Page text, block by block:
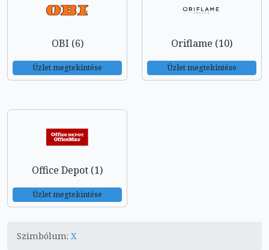
OBI (6)
Üzlet megtekintése
Oriflame (10)
Üzlet megtekintése
Office Depot (1)
Üzlet megtekintése
Szimbólum: X